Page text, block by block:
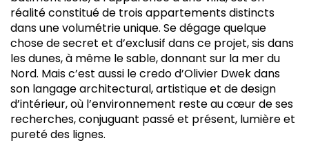
réalité constitué de trois appartements distincts
dans une volumétrie unique. Se dégage quelque
chose de secret et d’exclusif dans ce projet, sis dans
les dunes, à même le sable, donnant sur la mer du
Nord. Mais c’est aussi le credo d’Olivier Dwek dans
son langage architectural, artistique et de design
d’intérieur, où l’environnement reste au cœur de ses
recherches, conjuguant passé et présent, lumière et
pureté des lignes.